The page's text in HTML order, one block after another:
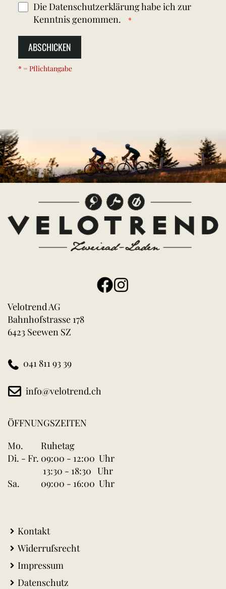
Die Datenschutzerklärunghabe ich zur
Kenntnis genommen.
ABSCHICKEN
* = Pflichtangabe
Velotrend AG
Bahnhofstrasse 178
6423 Seewen SZ
041 811 93 39
info@velotrend.ch
ÖFFNUNGSZEITEN
Mo.
Ruhetag
Di. - Fr. 09:00 - 12:00 Uhr
13:30 - 18:30 Uhr
Sa.
09:00 - 16:00 Uhr
Kontakt
Widerrufsrecht
Impressum
Datenschutz